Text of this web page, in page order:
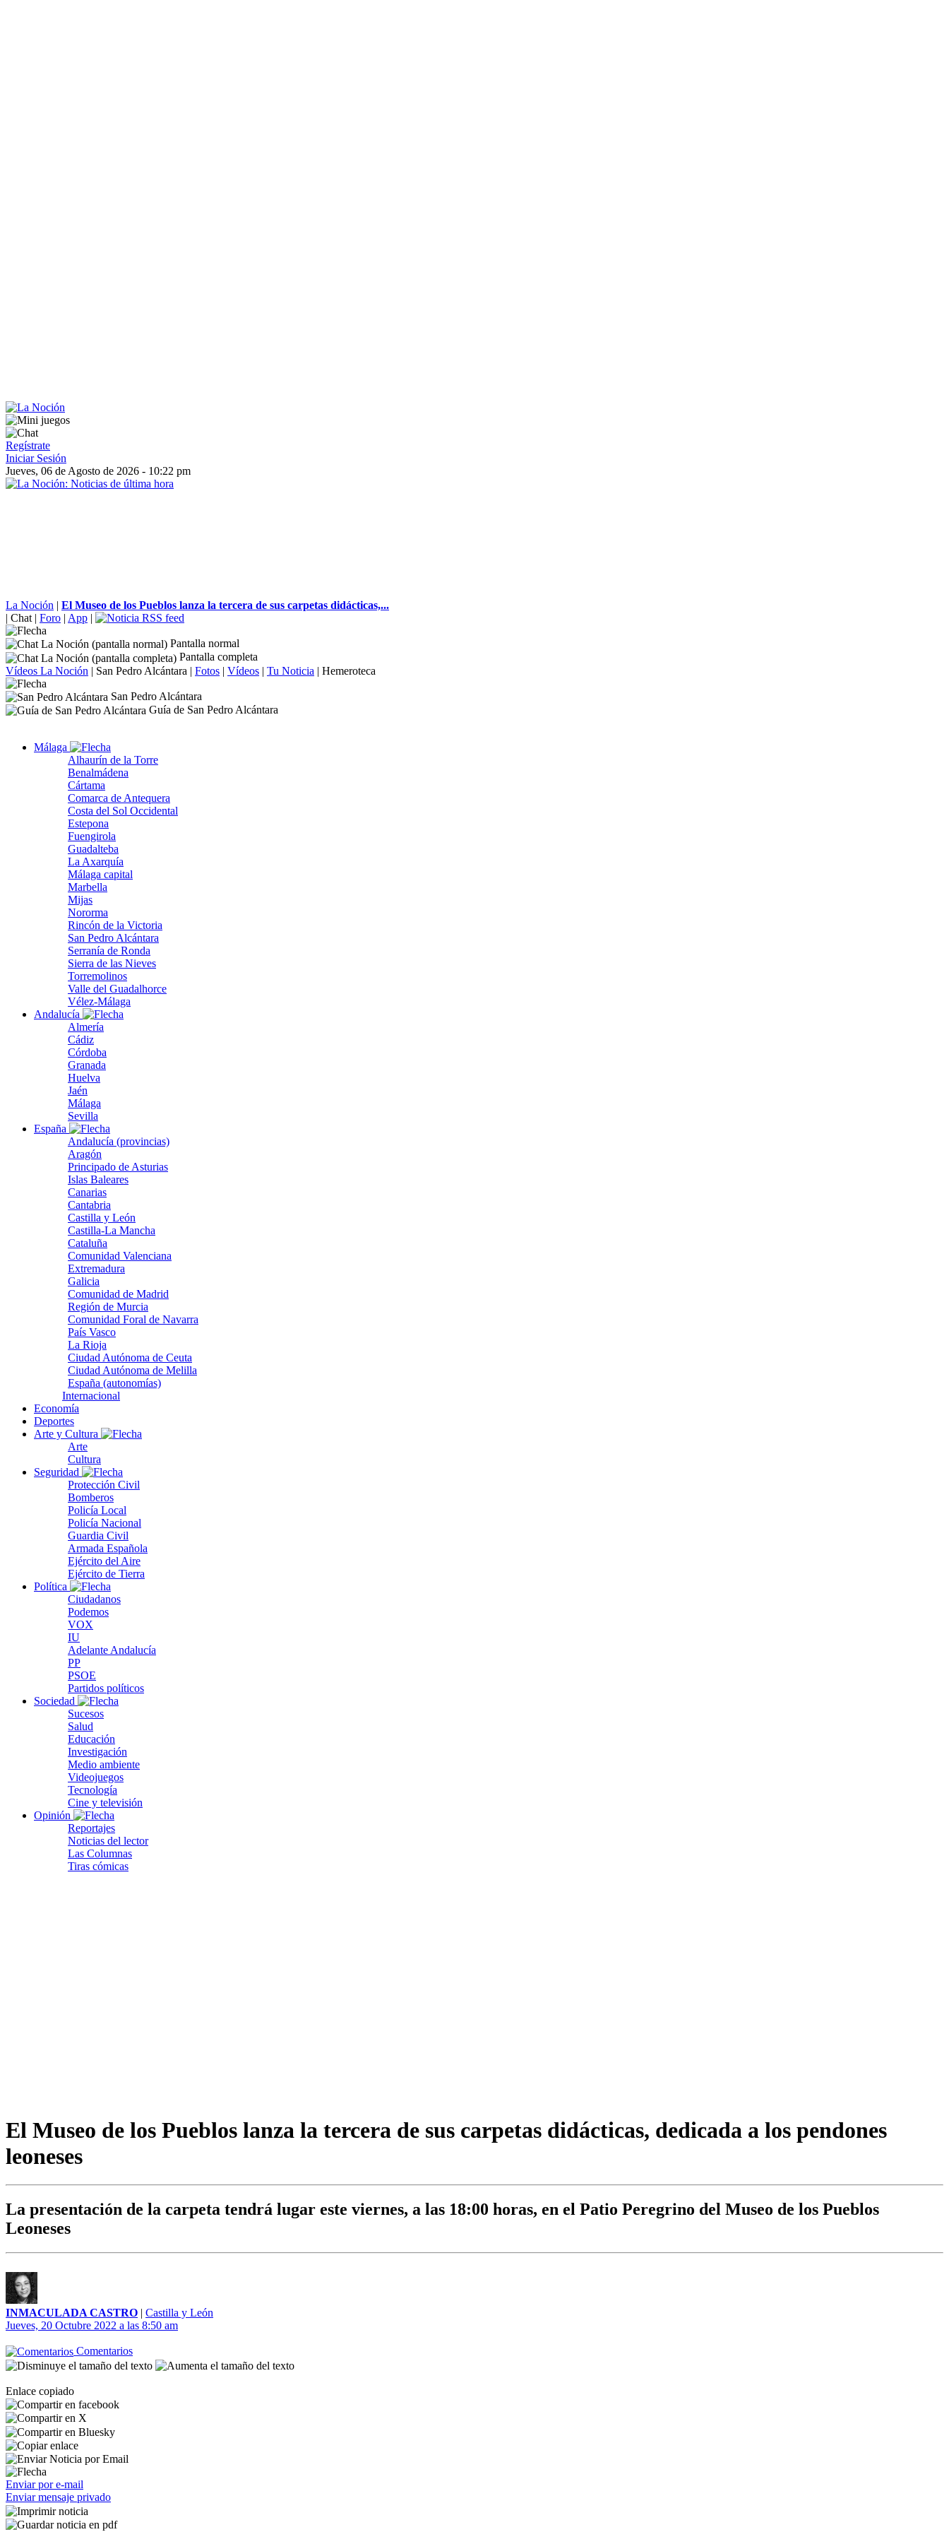
Regístrate
Iniciar Sesión
Jueves, 06 de Agosto de 2026 - 10:22 pm
La Noción | El Museo de los Pueblos lanza la tercera de sus carpetas didácticas,...
| Chat | Foro | App |
Pantalla normal
Pantalla completa
Vídeos La Noción | San Pedro Alcántara | Fotos | Vídeos | Tu Noticia | Hemeroteca
San Pedro Alcántara
Guía de San Pedro Alcántara
Málaga
Alhaurín de la Torre
Benalmádena
Cártama
Comarca de Antequera
Costa del Sol Occidental
Estepona
Fuengirola
Guadalteba
La Axarquía
Málaga capital
Marbella
Mijas
Nororma
Rincón de la Victoria
San Pedro Alcántara
Serranía de Ronda
Sierra de las Nieves
Torremolinos
Valle del Guadalhorce
Vélez-Málaga
Andalucía
Almería
Cádiz
Córdoba
Granada
Huelva
Jaén
Málaga
Sevilla
España
Andalucía (provincias)
Aragón
Principado de Asturias
Islas Baleares
Canarias
Cantabria
Castilla y León
Castilla-La Mancha
Cataluña
Comunidad Valenciana
Extremadura
Galicia
Comunidad de Madrid
Región de Murcia
Comunidad Foral de Navarra
País Vasco
La Rioja
Ciudad Autónoma de Ceuta
Ciudad Autónoma de Melilla
España (autonomías)
Internacional
Economía
Deportes
Arte y Cultura
Arte
Cultura
Seguridad
Protección Civil
Bomberos
Policía Local
Policía Nacional
Guardia Civil
Armada Española
Ejército del Aire
Ejército de Tierra
Política
Ciudadanos
Podemos
VOX
IU
Adelante Andalucía
PP
PSOE
Partidos políticos
Sociedad
Sucesos
Salud
Educación
Investigación
Medio ambiente
Videojuegos
Tecnología
Cine y televisión
Opinión
Reportajes
Noticias del lector
Las Columnas
Tiras cómicas
El Museo de los Pueblos lanza la tercera de sus carpetas didácticas, dedicada a los pendones
leoneses
La presentación de la carpeta tendrá lugar este viernes, a las 18:00 horas, en el Patio Peregrino del Museo de los Pueblos
Leoneses
INMACULADA CASTRO | Castilla y León
Jueves, 20 Octubre 2022 a las 8:50 am
Comentarios
Enlace copiado
Enviar por e-mail
Enviar mensaje privado